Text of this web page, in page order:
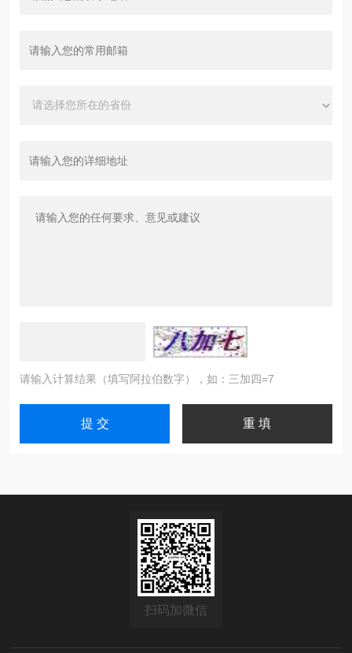
请输入计算结果（填写阿拉伯数字），如：三加四=7
扫码加微信